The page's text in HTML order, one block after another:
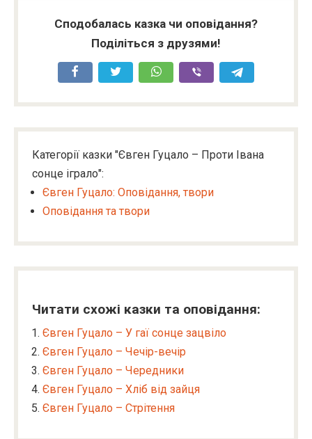
Сподобалась казка чи оповідання?
Поділіться з друзями!
Категорії казки "Євген Гуцало – Проти Івана
сонце іграло":
Євген Гуцало: Оповідання, твори
Оповідання та твори
Читати схожі казки та оповідання:
Євген Гуцало – У гаї сонце зацвіло
Євген Гуцало – Чечір-вечір
Євген Гуцало – Чередники
Євген Гуцало – Хліб від зайця
Євген Гуцало – Стрітення